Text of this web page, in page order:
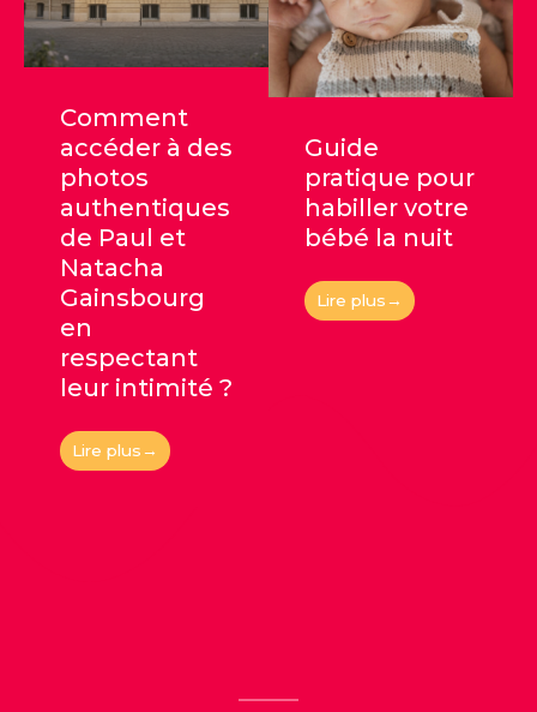
Comment
accéder à des
photos
authentiques
de Paul et
Natacha
Gainsbourg
en
respectant
leur intimité ?
Lire plus→
Guide
pratique pour
habiller votre
bébé la nuit
Lire plus→